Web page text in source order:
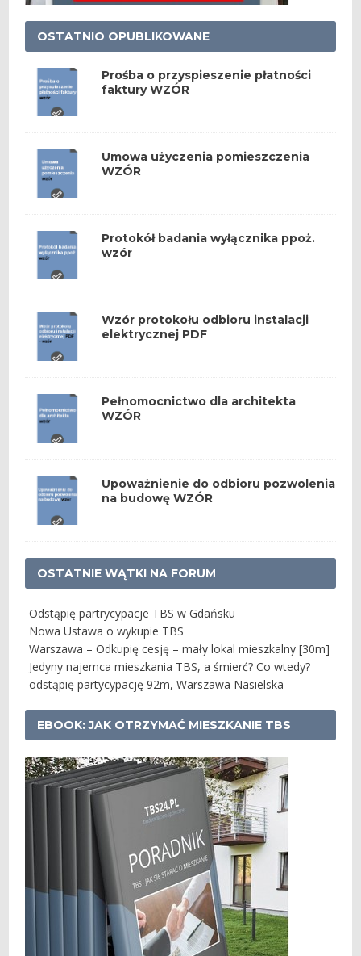
OSTATNIO OPUBLIKOWANE
Prośba o przyspieszenie płatności
faktury WZÓR
Umowa użyczenia pomieszczenia
WZÓR
Protokół badania wyłącznika ppoż.
wzór
Wzór protokołu odbioru instalacji
elektrycznej PDF
Pełnomocnictwo dla architekta
WZÓR
Upoważnienie do odbioru pozwolenia
na budowę WZÓR
OSTATNIE WĄTKI NA FORUM
Odstąpię partrycypacje TBS w Gdańsku
Nowa Ustawa o wykupie TBS
Warszawa – Odkupię cesję – mały lokal mieszkalny [30m]
Jedyny najemca mieszkania TBS, a śmierć? Co wtedy?
odstąpię partycypację 92m, Warszawa Nasielska
EBOOK: JAK OTRZYMAĆ MIESZKANIE TBS